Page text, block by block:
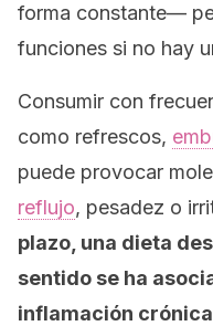
forma constante—
funciones si no hay
Consumir con
como refrescos,
puede provocar
reflujo, pesadez o
plazo, una dieta
sentido se ha
inflamación